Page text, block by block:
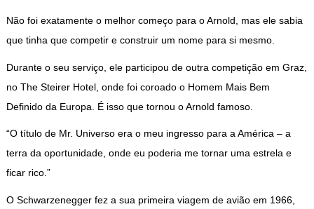
Não foi exatamente o melhor começo para o Arnold, mas ele sabia
que tinha que competir e construir um nome para si mesmo.
Durante o seu serviço, ele participou de outra competição em Graz,
no The Steirer Hotel, onde foi coroado o Homem Mais Bem
Definido da Europa. É isso que tornou o Arnold famoso.
“O título de Mr. Universo era o meu ingresso para a América – a
terra da oportunidade, onde eu poderia me tornar uma estrela e
ficar rico.”
O Schwarzenegger fez a sua primeira viagem de avião em 1966,